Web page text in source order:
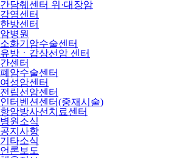
간담췌센터 위·대장암
감염센터
한방센터
암병원
소화기암수술센터
유방ㆍ갑상선암 센터
간센터
폐암수술센터
여성암센터
전립선암센터
인터벤션센터(중재시술)
항암방사선치료센터
병원소식
공지사항
기타소식
언론보도